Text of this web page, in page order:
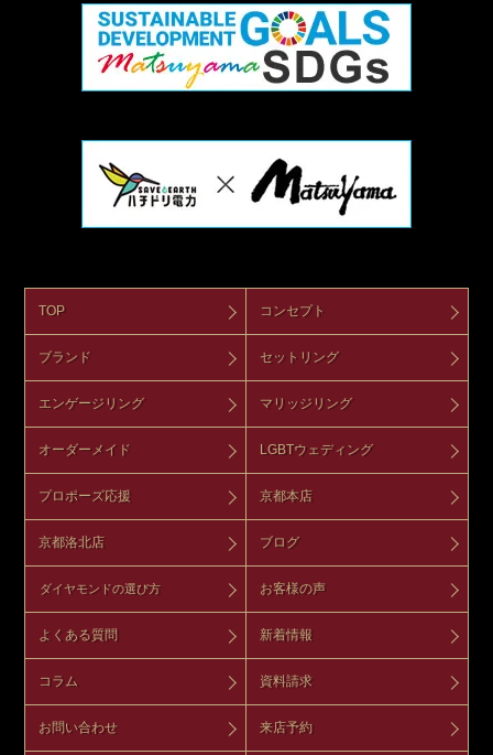
TOP コンセプト
ブランド セットリング
エンゲージリング マリッジリング
オーダーメイド LGBTウェディング
プロポーズ応援 京都本店
京都洛北店 ブログ
ダイヤモンドの選び方 お客様の声
よくある質問 新着情報
コラム 資料請求
お問い合わせ 来店予約